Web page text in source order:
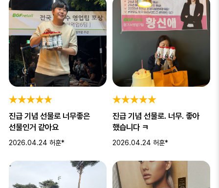
진급 기념 선물로 너무좋은
선물인거 같아요
2026.04.24 허훈*
진급 기념 선물로. 너무. 좋아
했습니다 ㅋ
2026.04.24 허훈*